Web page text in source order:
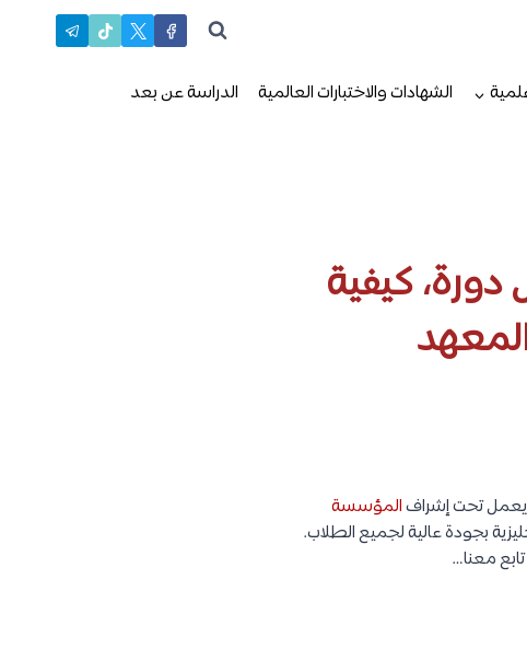
الشهادات والاختبارات العالمية الدراسة عن بعد
كيفية
يعمل تحت إشرافالمؤسسة
بجودة عالية لجميع الطلاب.
معنا…